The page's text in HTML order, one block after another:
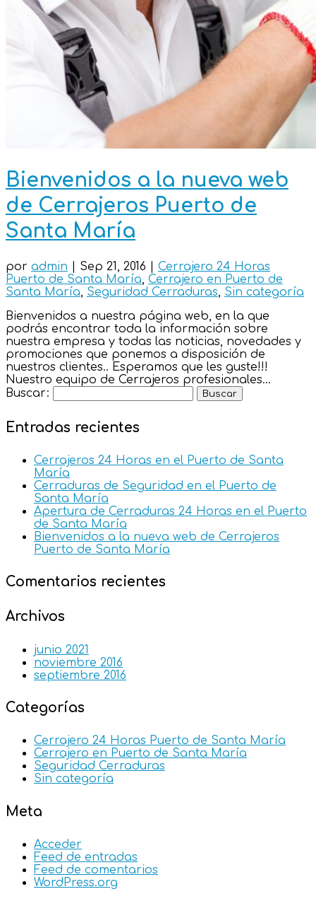
Bienvenidos a la nueva web
de Cerrajeros Puerto de
Santa María
por admin Sep 21, 2016
Cerrajero 24 Horas
Puerto de Santa María, Cerrajero en Puerto de
Santa María, Seguridad Cerraduras, Sin categoría
Bienvenidos a nuestra página web, en la que
podrás encontrar toda la información sobre
nuestra empresa y todas las noticias, novedades y
promociones que ponemos a disposición de
nuestros clientes.. Esperamos que les guste!!!
Nuestro equipo de Cerrajeros profesionales...
Buscar:
Entradas recientes
Cerrajeros 24 Horas en el Puerto de Santa
María
Cerraduras de Seguridad en el Puerto de
Santa María
Apertura de Cerraduras 24 Horas en el Puerto
de Santa María
Bienvenidos a la nueva web de Cerrajeros
Puerto de Santa María
Comentarios recientes
Archivos
junio 2021
noviembre 2016
septiembre 2016
Categorías
Cerrajero 24 Horas Puerto de Santa María
Cerrajero en Puerto de Santa María
Seguridad Cerraduras
Sin categoría
Meta
Acceder
Feed de entradas
Feed de comentarios
WordPress.org